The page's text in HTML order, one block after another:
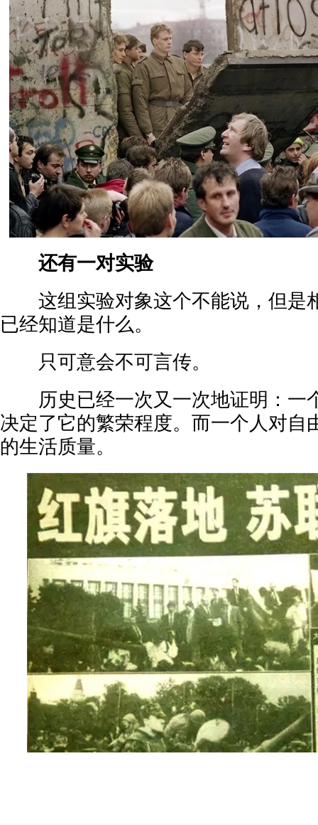
还有一对实验
这组实验对象这个不能说，但是
已经知道是什么。
只可意会不可言传。
历史已经一次又一次地证明：一
决定了它的繁荣程度。而一个人对自
的生活质量。